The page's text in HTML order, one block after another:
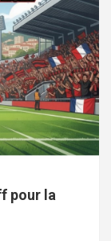
pour la